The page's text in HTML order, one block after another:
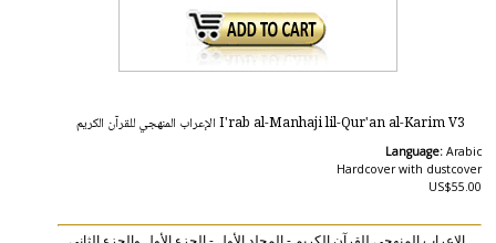
I'rab al-Manhaji lil-Qur'an al-Karim V3 الإعراب المنهجي للقرآن الكريم
Language: Arabic
Hardcover with dustcover
US$55.00